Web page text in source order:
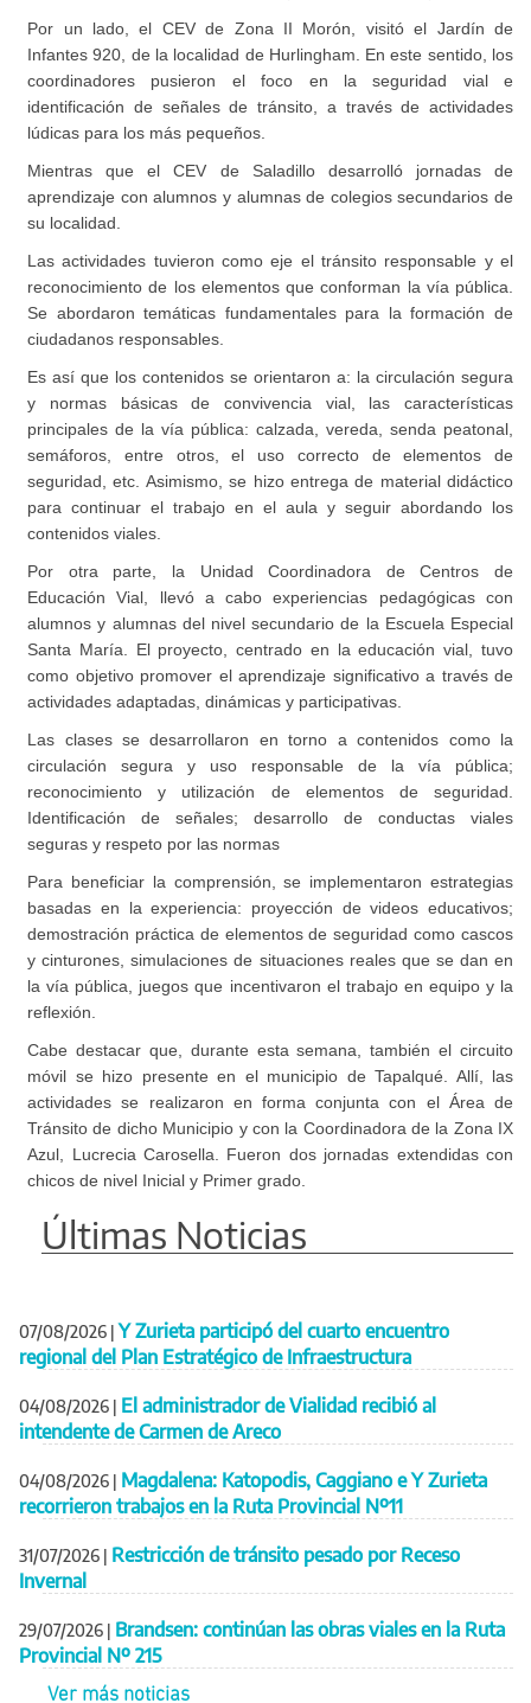
Por un lado, el CEV de Zona II Morón, visitó el Jardín de
Infantes 920, de la localidad de Hurlingham. En este sentido, los
coordinadores pusieron el foco en la seguridad vial e
identificación de señales de tránsito, a través de actividades
lúdicas para los más pequeños.
Mientras que el CEV de Saladillo desarrolló jornadas de
aprendizaje con alumnos y alumnas de colegios secundarios de
su localidad.
Las actividades tuvieron como eje el tránsito responsable y el
reconocimiento de los elementos que conforman la vía pública.
Se abordaron temáticas fundamentales para la formación de
ciudadanos responsables.
Es así que los contenidos se orientaron a: la circulación segura
y normas básicas de convivencia vial, las características
principales de la vía pública: calzada, vereda, senda peatonal,
semáforos, entre otros, el uso correcto de elementos de
seguridad, etc. Asimismo, se hizo entrega de material didáctico
para continuar el trabajo en el aula y seguir abordando los
contenidos viales.
Por otra parte, la Unidad Coordinadora de Centros de
Educación Vial, llevó a cabo experiencias pedagógicas con
alumnos y alumnas del nivel secundario de la Escuela Especial
Santa María. El proyecto, centrado en la educación vial, tuvo
como objetivo promover el aprendizaje significativo a través de
actividades adaptadas, dinámicas y participativas.
Las clases se desarrollaron en torno a contenidos como la
circulación segura y uso responsable de la vía pública;
reconocimiento y utilización de elementos de seguridad.
Identificación de señales; desarrollo de conductas viales
seguras y respeto por las normas
Para beneficiar la comprensión, se implementaron estrategias
basadas en la experiencia: proyección de videos educativos;
demostración práctica de elementos de seguridad como cascos
y cinturones, simulaciones de situaciones reales que se dan en
la vía pública, juegos que incentivaron el trabajo en equipo y la
reflexión.
Cabe destacar que, durante esta semana, también el circuito
móvil se hizo presente en el municipio de Tapalqué. Allí, las
actividades se realizaron en forma conjunta con el Área de
Tránsito de dicho Municipio y con la Coordinadora de la Zona IX
Azul, Lucrecia Carosella. Fueron dos jornadas extendidas con
chicos de nivel Inicial y Primer grado.
Últimas Noticias
07/08/2026 | Y Zurieta participó del cuarto encuentro
regional del Plan Estratégico de Infraestructura
04/08/2026 | El administrador de Vialidad recibió al
intendente de Carmen de Areco
04/08/2026 | Magdalena: Katopodis, Caggiano e Y Zurieta
recorrieron trabajos en la Ruta Provincial Nº11
31/07/2026 | Restricción de tránsito pesado por Receso
Invernal
29/07/2026 | Brandsen: continúan las obras viales en la Ruta
Provincial Nº 215
Ver más noticias